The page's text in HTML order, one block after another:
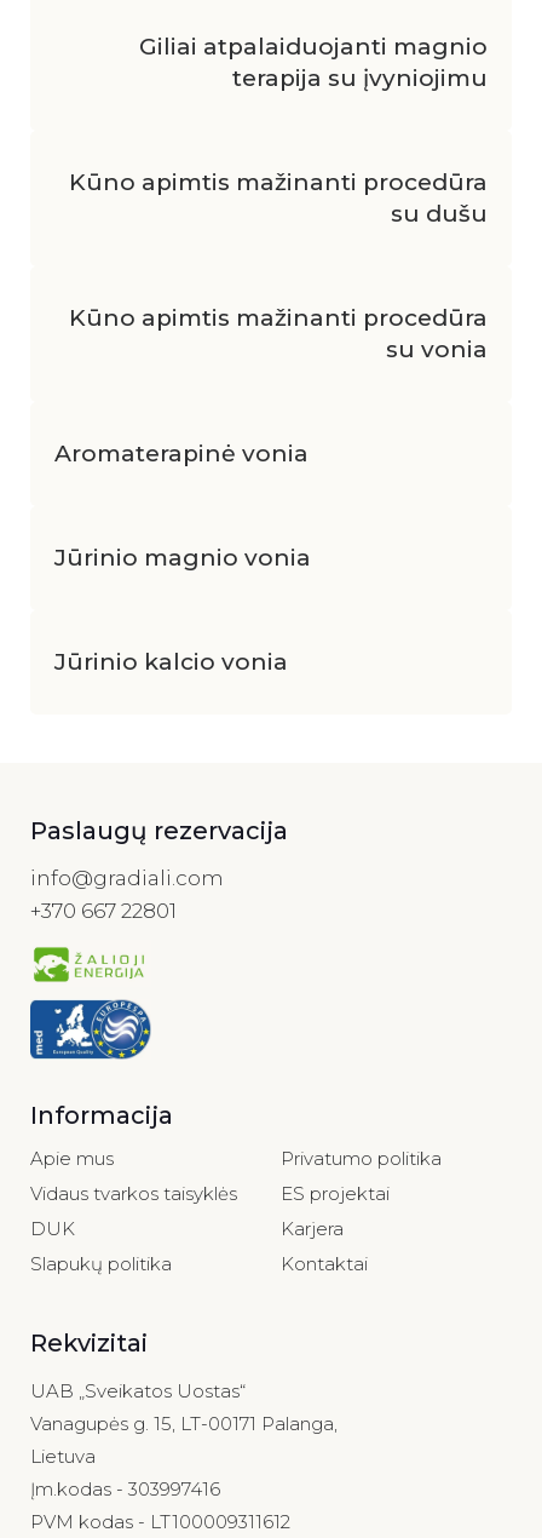
Giliai atpalaiduojanti magnio
terapija su įvyniojimu
Kūno apimtis mažinanti procedūra
su dušu
Kūno apimtis mažinanti procedūra
su vonia
Aromaterapinė vonia
Jūrinio magnio vonia
Jūrinio kalcio vonia
Paslaugų rezervacija
info@gradiali.com
+370 667 22801
Informacija
Apie mus
Vidaus tvarkos taisyklės
DUK
Slapukų politika
Privatumo politika
ES projektai
Karjera
Kontaktai
Rekvizitai
UAB „Sveikatos Uostas“
Vanagupės g. 15, LT-00171 Palanga,
Lietuva
Įm.kodas - 303997416
PVM kodas - LT100009311612